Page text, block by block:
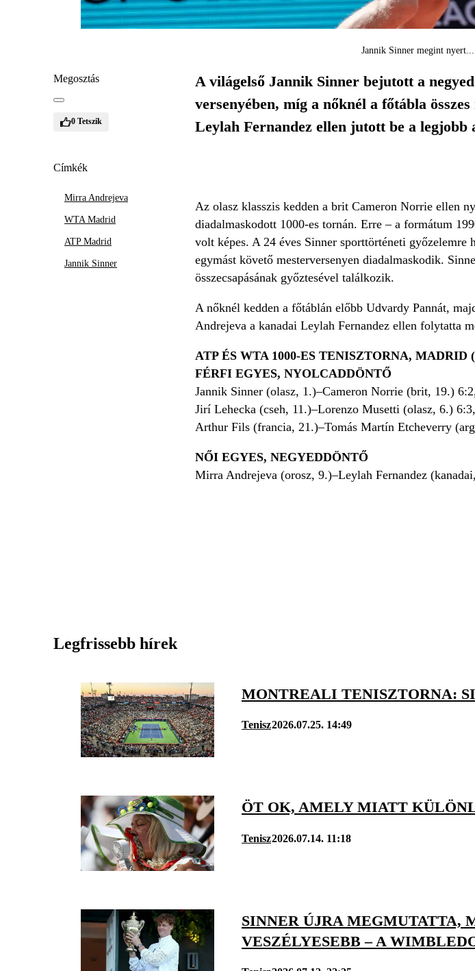
Jannik Sinner megint
Megosztás
0 Tetszik
Címkék
Mirra Andrejeva
WTA Madrid
ATP Madrid
Jannik Sinner
A világelső Jannik Sinner bejutott a
versenyében, míg a nőknél a főtábla
Leylah Fernandez ellen jutott be a legjobb
Az olasz klasszis kedden a brit Cameron Norrie ellen
diadalmaskodott 1000-es tornán. Erre – a formátum
volt képes. A 24 éves Sinner sporttörténeti
egymást követő mesterversenyen diadalmaskodik.
összecsapásának győztesével találkozik.
A nőknél kedden a főtáblán előbb Udvardy Pannát,
Andrejeva a kanadai Leylah Fernandez ellen folytatta
ATP ÉS WTA 1000-ES TENISZTORNA, MADRID
FÉRFI EGYES, NYOLCADDÖNTŐ
Jannik Sinner (olasz, 1.)–Cameron Norrie (brit, 19.)
Jirí Lehecka (cseh, 11.)–Lorenzo Musetti (olasz, 6.)
Arthur Fils (francia, 21.)–Tomás Martín Etcheverry
NŐI EGYES, NEGYEDDÖNTŐ
Mirra Andrejeva (orosz, 9.)–Leylah Fernandez
Legfrissebb hírek
MONTREALI TENISZTORNA:
Tenisz2026.07.25. 14:49
ÖT OK, AMELY MIATT
Tenisz2026.07.14. 11:18
SINNER ÚJRA MEGMUTATTA,
VESZÉLYESEBB – A